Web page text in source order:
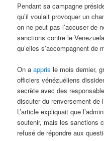
Pendant sa campagne
qu’il voulait provoquer un
on ne peut pas l’accuser de
sanctions contre le
qu’elles s’accompagnent de
On aappris le mois dernier,
officiers vénézuéliens
secrète avec des
discuter du renversement de
L’article expliquait que
soutenir, mais les sanctions
refusé de répondre aux